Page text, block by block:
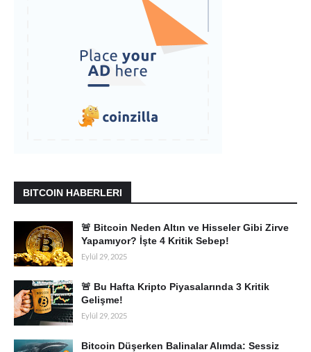
BITCOIN HABERLERI
🚨 Bitcoin Neden Altın ve Hisseler Gibi Zirve
Yapamıyor? İşte 4 Kritik Sebep!
Eylül 29, 2025
🚨 Bu Hafta Kripto Piyasalarında 3 Kritik
Gelişme!
Eylül 29, 2025
Bitcoin Düşerken Balinalar Alımda: Sessiz